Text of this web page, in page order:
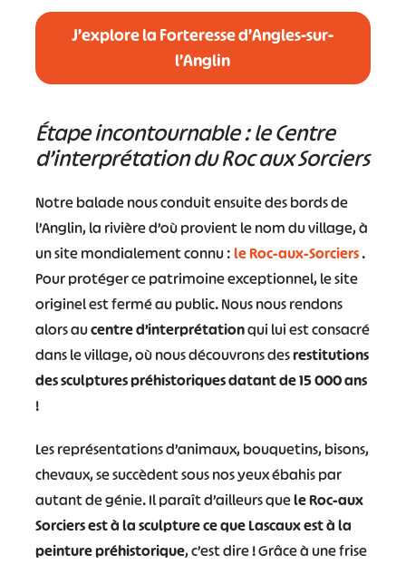
J’explore la Forteresse d’Angles-sur-
l’Anglin
Étape incontournable : le Centre
d’interprétation du Roc aux Sorciers
Notre balade nous conduit ensuite des bords de
l’Anglin, la rivière d’où provient le nom du village, à
un site mondialement connu :le Roc-aux-Sorciers.
Pour protéger ce patrimoine exceptionnel, le site
originel est fermé au public. Nous nous rendons
alors aucentre d’interprétationqui lui est consacré
dans le village, où nous découvrons desrestitutions
des sculptures préhistoriques datant de 15 000 ans
!
Les représentations d’animaux, bouquetins, bisons,
chevaux, se succèdent sous nos yeux ébahis par
autant de génie. Il paraît d’ailleurs quele Roc-aux
Sorciers est à la sculpture ce que Lascaux est à la
peinture préhistorique, c’est dire ! Grâce à une frise